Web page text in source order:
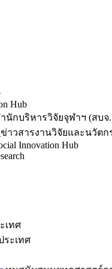
Hub
นักบริหารวิจัยจุฬาฯ (สบจ
ข่าวสารงานวิจัยและนวัตก
Innovation Hub
เทศ
ระเทศ